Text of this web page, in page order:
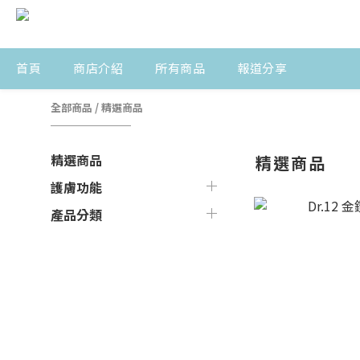
首頁 商店介紹 所有商品 報道分享
全部商品 /精選商品
精選商品
護膚功能
產品分類
精選商品